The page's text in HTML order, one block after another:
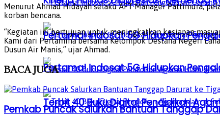
Pertama! Indosat 5G Hidupkan
Terbit 40 Buku Digital Pendidikan
Pertama! Indosat 5G Hidupkan
Menurut Ahmad Hidayah selaku AFT Manager Pattimura,
korban bencana.
“Kegiatan ini bertujuan untuk meningkatkan kesiapan
Kami dari Pertamina bersama Kelompok Destana Negeri
Dusun Air Manis,” ujar Ahmad.
BACAJUGA
Pemkab Puncak Salurkan Bantuan Tanggap